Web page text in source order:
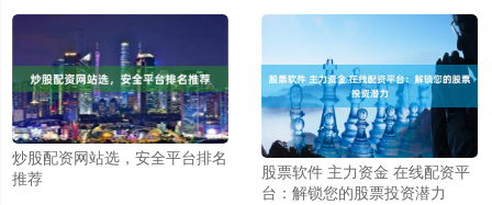
炒股配资网站选，安全平台排名
推荐
股票软件 主力资金 在线配资平
台：解锁您的股票投资潜力